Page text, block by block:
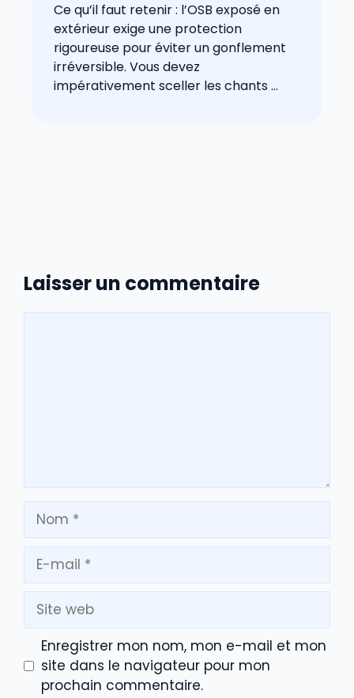
Ce qu’il faut retenir : l’OSB exposé en
extérieur exige une protection
rigoureuse pour éviter un gonflement
irréversible. Vous devez
impérativement sceller les chants ...
Laisser un commentaire
Nom
mail
Site
web
Enregistrer mon nom, mon e-mail et mon
site dans le navigateur pour mon
prochain commentaire.